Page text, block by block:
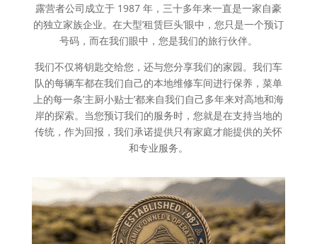
露营者公司成立于 1987 年，三十多年来一直是一家自豪
的独立家族企业。在大型’租赁巨头’眼中，您只是一个预订
号码，而在我们眼中，您是我们的旅行伙伴。
我们不仅将钥匙交给您，还与您分享我们的家园。我们车
队的每辆车都在我们自己的本地维修车间进行保养，菜单
上的每一条’主厨小贴士’都来自我们自己多年来对高地和海
岸的探索。当您预订我们的服务时，您就是在支持当地的
传统，作为回报，我们承诺提供只有家庭才能提供的关怀
和专业服务。